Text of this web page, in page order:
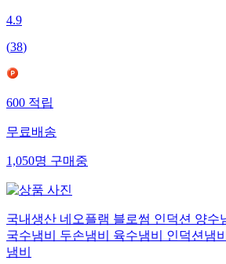
4.9
(38)
600적립
무료배송
1,050명구매중
국내생산 네오플램 블로썸 인덕션 양수
국수냄비 두손냄비 육수냄비 인덕션냄
냄비